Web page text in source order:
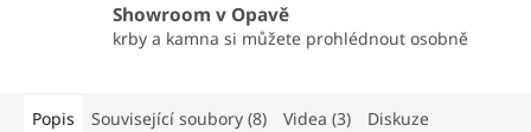
Showroom v Opavě
krby a kamna si můžete prohlédnout osobně
Popis Související soubory (8) Videa (3) Diskuze